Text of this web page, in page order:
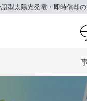
型太陽光発電・即時償却